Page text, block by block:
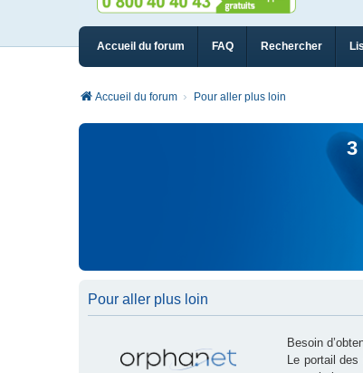
Accueil du forum FAQ Rechercher
Accueil du forum Pour aller plus loin
3
Pour aller plus loin
Besoin
Le portail des